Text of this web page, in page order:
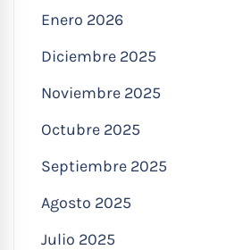
Enero 2026
Diciembre 2025
Noviembre 2025
Octubre 2025
Septiembre 2025
Agosto 2025
Julio 2025